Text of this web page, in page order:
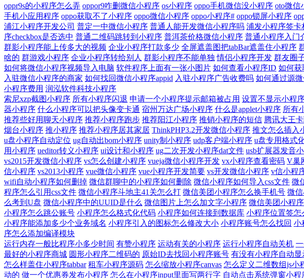
oppr9s的小程序怎么弄 oppor9咋删微信小程序 os小程序 oppo手机微信没小程序 oto微信
手机小应用程序 oppo获取不了小程序 oppo微信小程序 oppo小程序# oppo锁屏小程序
浦江小程序开发公司 普定一中微信小程序 普通人能开发微信小程序吗 浦发小程序签卡
序checkbox是否选中 普通二维码跳转到小程序 普洱茶价格微信小程序 普通小程序入门
群影小程序能上传多大的视频 企业小程序打款多少 全屏遮盖图把tabBar遮盖住小程序
啥的 群游戏小程序 企业小程序转给别人 群影小程序不能单独 情侣小程序开发 群友圈
如何将微信小程序视频导入电脑 软件程序上面有一张小图片 如何查看小程序ID 如何获
入驻微信小程序的商家 如何找回微信小程序appid 入驻小程序广告收费吗 如何通过源
小程序费用 润泓软件科技小程序
索尼xzp截图小程序 所有小程序闪退 申请一个小程序提示邮箱被占用 设置不显示小程
器小程序 什么小程序可以把头像变卡通 宿州万达广场小程序 什么是applet小程序 所有
推荐些好用聊天小程序 推荐小程序跑步 推荐阳江小程序 推销小程序的短信 腾讯大王
烟台小程序 推小程序 推荐小程序居其家居 ThinkPHP3.2开发微信小程序 推文怎么插入
u盘小程序自动定位 ug自动出bom小程序 unity制小程序 udp客户端小程序 u盘专用格式
用小程序 ueditor转义小程序 ui设计和小程序 ug二次开发小程序dat文件 usb扩展器发音
vs2015开发微信小程序 vs怎么创建小程序 vueja微信小程序开发 vx小程序查看密码 V巢
信小程序 vs2013小程序 vue微信小程序 vue小程序开发简要 vs开发微信小程序 v信小程
wifi自动小程序如何删掉 微信群聊中的小程序如何删除 微信小程序如何导入css文件 微
程序怎么引用css文件 微信小程序斗地主41关怎么打 微信美团小程序怎么换手机号 微
么考到U盘 微信小程序中的UUID是什么 微信图片上怎么加文字小程序 微信美团小程
小程序怎么跳公账号 小程序怎么格式化代码 小程序如何连接到数据库 小程序位置签怎
小程序能添加多少个业务域名 小程序引入的图标怎么修改大小 小程序账号怎么找回 小
序怎么添加编译模块
运行内存一般比程序小多少时间 有赞小程序 运动有关的小程序 运行小程序自动关机
最好的小程序商城 圆形小程序二维码的 原始ID去找回小程序账号 有没有小程序自动显
怎么样盖住小程序tabbar 租车小程序源码 怎么缩放小程序canvas 怎么定义二维数组js小
动的 做一个优惠券发布小程序 怎么在小程序input里面写两行字 自动点击系统弹窗小程